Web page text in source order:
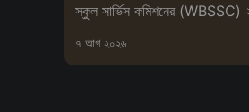
স্কুল সার্ভিস কমিশনের (WBSSC)
৭ আগ ২০২৬